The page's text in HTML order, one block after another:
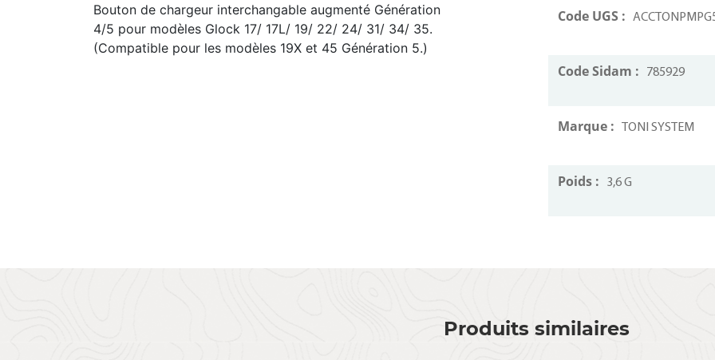
Bouton de chargeur interchangable augmenté Génération
4/5 pour modèles Glock 17/ 17L/ 19/ 22/ 24/ 31/ 34/ 35.
(Compatible pour les modèles 19X et 45 Génération 5.)
Code UGS :
Code Sidam : 785929
Marque : TONI SYSTEM
Poids : 3,6 G
Produits similaires